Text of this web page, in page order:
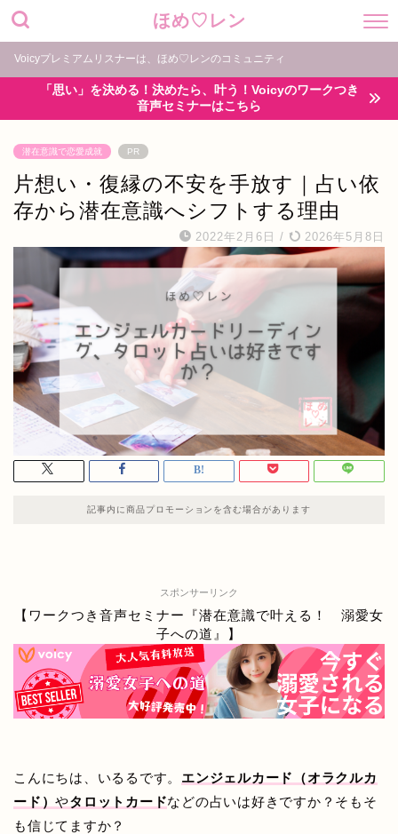
ほめ♡レン
Voicyプレミアムリスナーは、ほめ♡レンのコミュニティ
「思い」を決める！決めたら、叶う！Voicyのワークつき
音声セミナーはこちら
潜在意識で恋愛成就 PR
片想い・復縁の不安を手放す｜占い依
存から潜在意識へシフトする理由
2022年2月6日 / 2026年5月8日
記事内に商品プロモーションを含む場合があります
スポンサーリンク
【ワークつき音声セミナー『潜在意識で叶える！ 溺愛女
子への道』】
こんにちは、いるるです。 エンジェルカード（オラクルカ
ード）やタロットカードなどの占いは好きですか？そもそ
も信じてますか？